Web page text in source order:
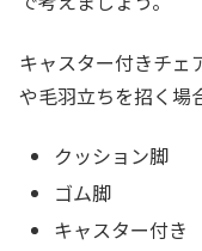
キャスター付きチェ
や毛羽立ちを招く場
クッション脚
ゴム脚
キャスター付き